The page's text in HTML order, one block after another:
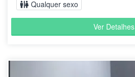
Qualquer sexo
Ver Detalhes